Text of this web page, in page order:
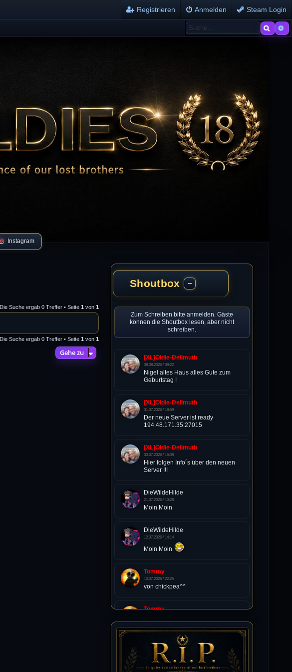
Instagram
Steam Login
Anmelden
Registrieren
Suche
Die Suche ergab 0 Treffer • Seite 1von 1
Die Suche ergab 0 Treffer • Seite 1von 1
Gehe zu
Shoutbox −
Zum Schreiben bitte anmelden. Gäste
können die Shoutbox lesen, aber nicht
schreiben.
[XL]Oldie-Dellmuth
08.08.2026 / 09:22
Nigel altes Haus alles Gute zum
Geburtstag !
[XL]Oldie-Dellmuth
31.07.2026 / 18:59
Der neue Server ist ready
194.48.171.35:27015
[XL]Oldie-Dellmuth
30.07.2026 / 16:08
Hier folgen Info´s über den neuen
Server !!!
DieWildeHilde
21.07.2026 / 10:28
Moin Moin
DieWildeHilde
12.07.2026 / 14:14
Moin Moin
Tommy
10.07.2026 / 22:25
von chickpea^^
Tommy
Letzte Aktivität:
27. Dez 2023, 22:48
DieWildeHilde
10.07.2026 / 12:48